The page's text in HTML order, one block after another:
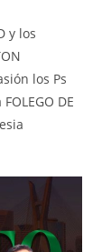
y los
los Ps
DE